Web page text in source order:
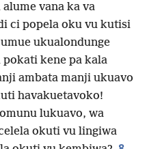
vana ka va
ci popela oku vu kutisi
ukualondunge
kene pa kala
ambata manji ukuavo
havakuetavoko!
lukuavo, wa
okuti vu lingiwa